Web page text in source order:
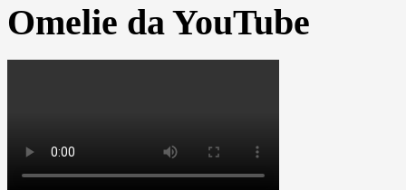
Omelie da YouTube